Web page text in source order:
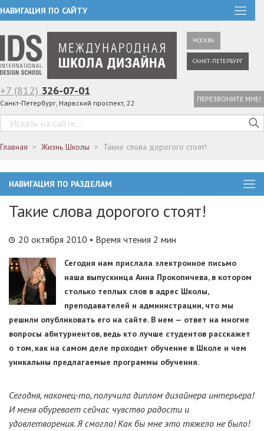
НАВИГАЦИЯ ПО САЙТУ
МОСКВА
САНКТ-ПЕТЕРБУРГ
+7 (812) 326-07-01
Санкт-Петербург, Нарвский проспект, 22 ПЕРЕЗВОНИТЕ МНЕ!
Главная Жизнь Школы Такие слова дорогого стоят!
НАВИГАЦИЯ ПО РАЗДЕЛАМ
Такие слова дорогого стоят!
20 октября 2010 • Время чтения 2 мин
Сегодня нам прислала электронное письмо
наша выпускница Анна Прокопичева, в котором
столько теплых слов в адрес Школы,
преподавателей и администрации, что мы
решили опубликовать его на сайте. В нем — ответ на многие
вопросы абитуриентов, ведь кто лучше студентов расскажет
о том, как на самом деле проходит обучение в Школе и чем
уникальны предлагаемые программы обучения.
Сегодня, наконец-то, получила диплом дизайнера интерьера!
И меня обуревает сейчас чувство радости и
удовлетворения. Я смогла! Как бы мне это тяжело не было!